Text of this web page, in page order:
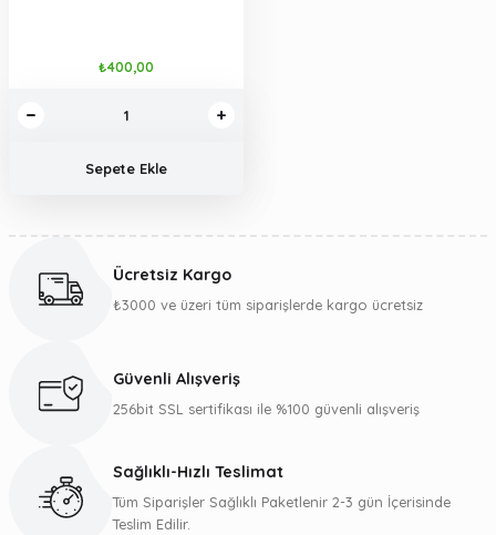
₺400,00
Sepete Ekle
Ücretsiz Kargo
₺3000 ve üzeri tüm siparişlerde kargo ücretsiz
Güvenli Alışveriş
256bit SSL sertifikası ile %100 güvenli alışveriş
Sağlıklı-Hızlı Teslimat
Tüm Siparişler Sağlıklı Paketlenir 2-3 gün İçerisinde
Teslim Edilir.